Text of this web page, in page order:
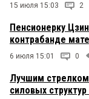
15 июля 15:03 2
Пенсионерку
контрабанде
6 июля 15:01 0
Лучшим стрелком
силовых